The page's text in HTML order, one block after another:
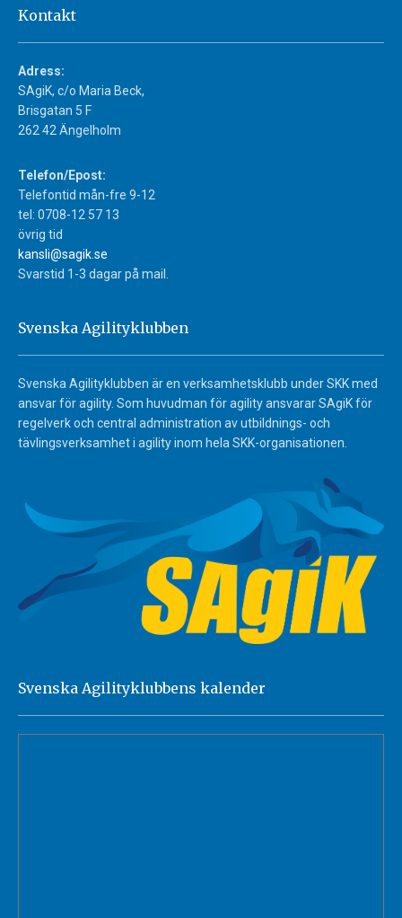
Kontakt
Adress:
SAgiK, c/o Maria Beck,
Brisgatan 5 F
262 42 Ängelholm
Telefon/Epost:
Telefontid mån-fre 9-12
tel: 0708-12 57 13
övrig tid
kansli@sagik.se
Svarstid 1-3 dagar på mail.
Svenska Agilityklubben
Svenska Agilityklubben är en verksamhetsklubb under SKK med
ansvar för agility. Som huvudman för agility ansvarar SAgiK för
regelverk och central administration av utbildnings- och
tävlingsverksamhet i agility inom hela SKK-organisationen.
Svenska Agilityklubbens kalender